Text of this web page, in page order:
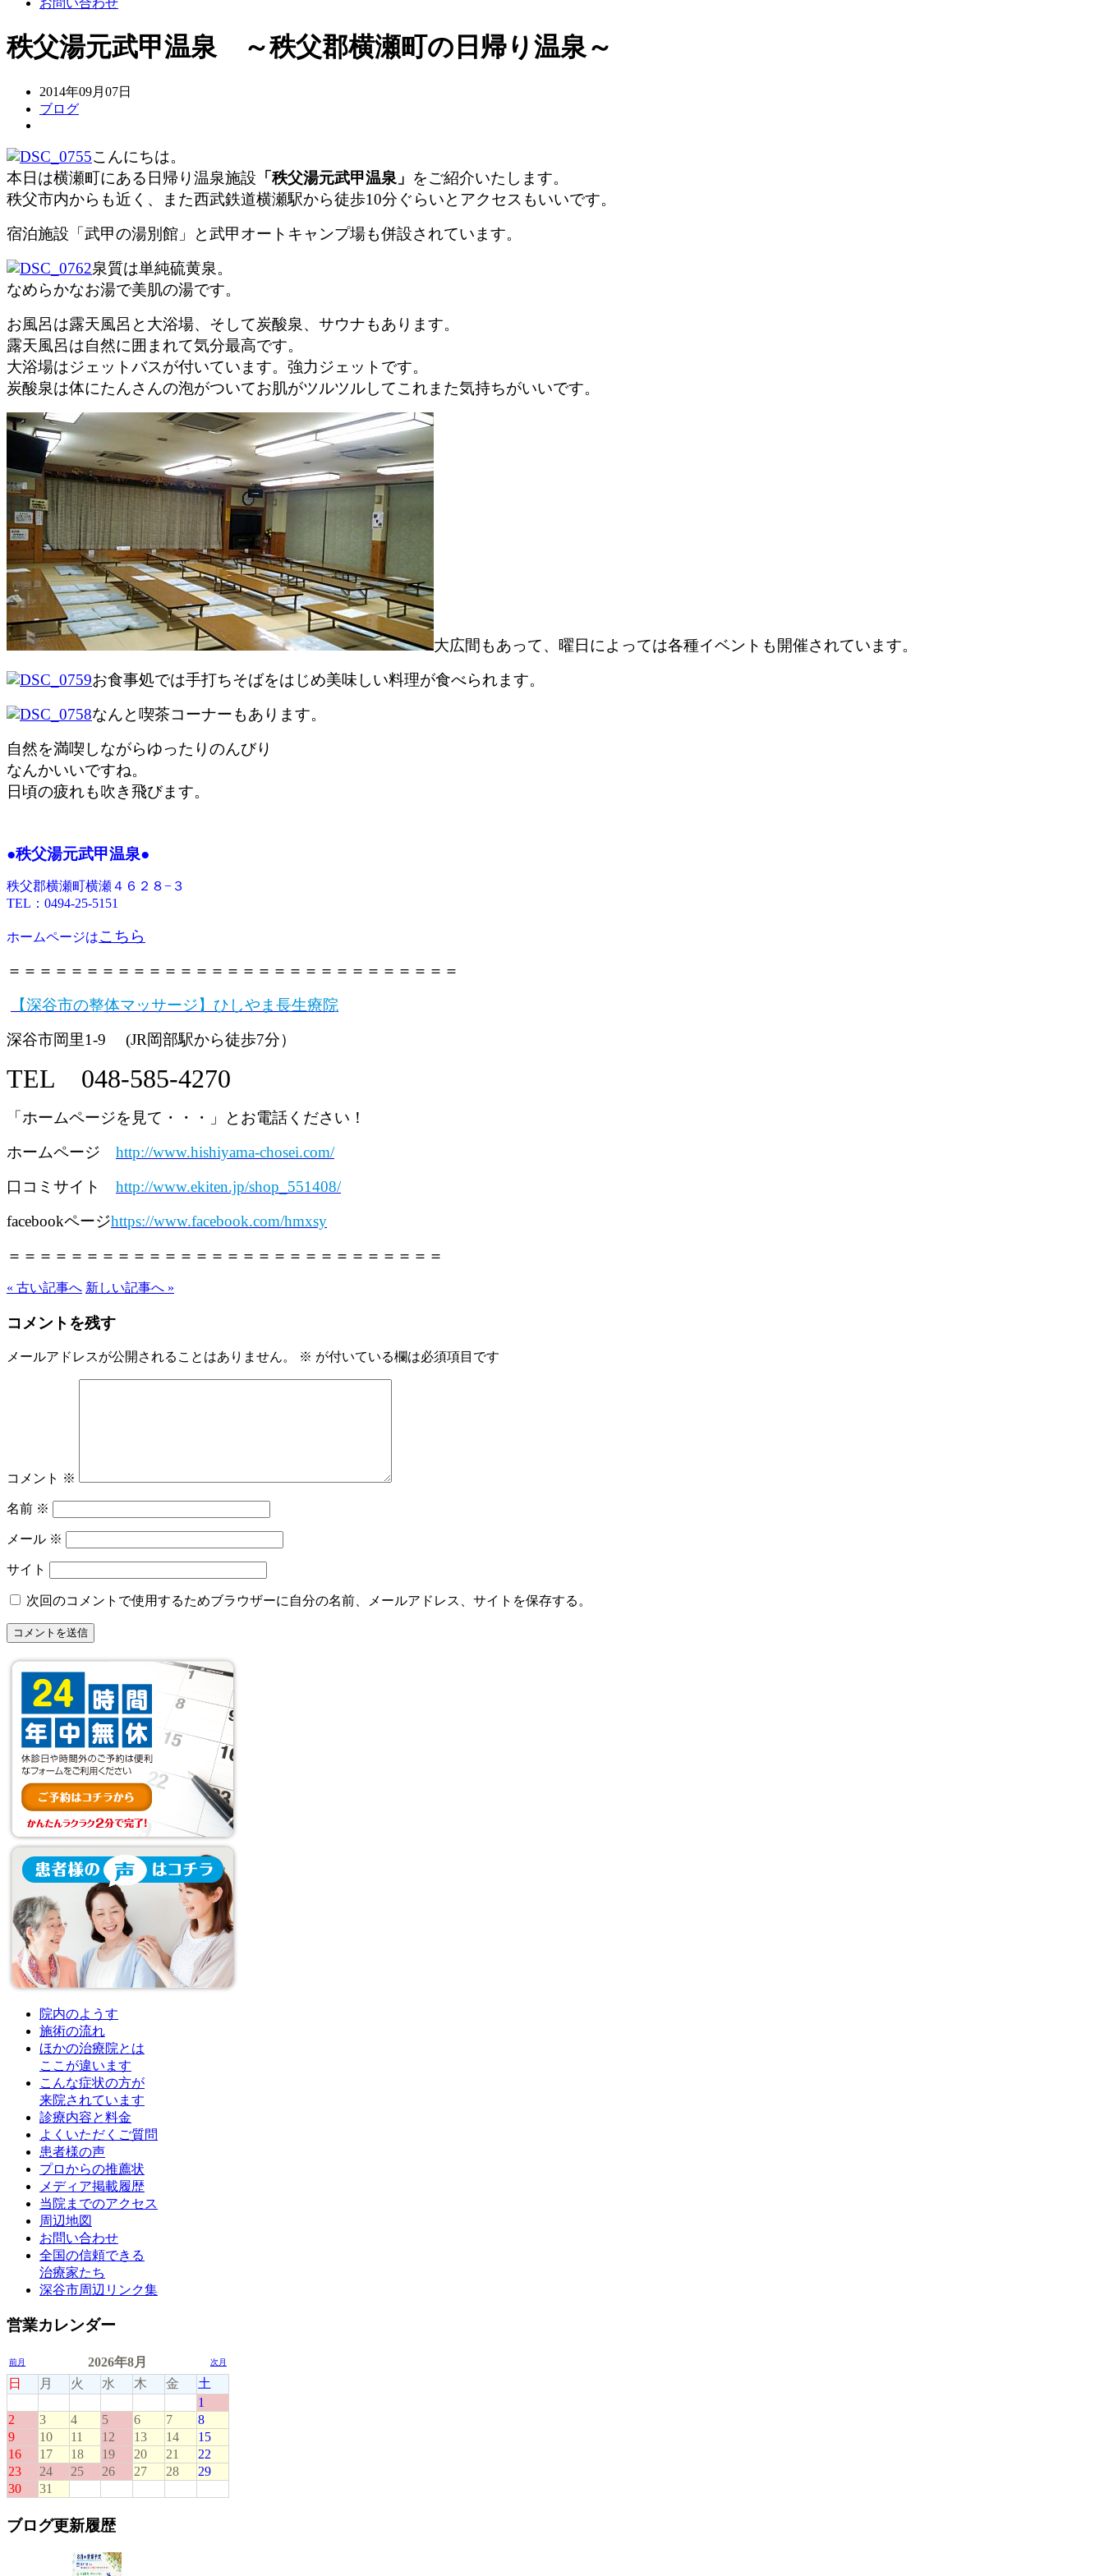
お問い合わせ
秩父湯元武甲温泉 ～秩父郡横瀬町の日帰り温泉～
2014年09月07日
ブログ
こんにちは。
本日は横瀬町にある日帰り温泉施設 「 秩父湯元武甲温泉」 をご紹介いたします。
秩父市内からも近く、また西武鉄道横瀬駅から徒歩10分ぐらいとアクセスもいいです。
宿泊施設「武甲の湯別館」と武甲オートキャンプ場も併設されています。
泉質は単純硫黄泉。
なめらかなお湯で美肌の湯です。
お風呂は露天風呂と大浴場、そして炭酸泉、サウナもあります。
露天風呂は自然に囲まれて気分最高です。
大浴場はジェットバスが付いています。強力ジェットです。
炭酸泉は体にたんさんの泡がついてお肌がツルツルしてこれまた気持ちがいいです。
大広間もあって、曜日によっては各種イベントも開催されています。
お食事処では手打ちそばをはじめ美味しい料理が食べられます。
なんと喫茶コーナーもあります。
自然を満喫しながらゆったりのんびり
なんかいいですね。
日頃の疲れも吹き飛びます。
●秩父湯元武甲温泉●
秩父郡横瀬町横瀬４６２８−３
TEL：0494-25-5151
ホームページはこちら
＝＝＝＝＝＝＝＝＝＝＝＝＝＝＝＝＝＝＝＝＝＝＝＝ ＝＝＝＝＝
【深谷市の整体マッサージ】ひしやま長生療院
深谷市岡里1-9 (JR岡部駅から徒歩7分）
TEL 048-585-4270
「ホームページを見て・・・」とお電話ください！
ホームページ http://www.hishiyama-chosei.com/
口コミサイト http://www.ekiten.jp/shop_551408/
facebookページhttps://www.facebook.com/hmxsy
＝＝＝＝＝＝＝＝＝＝＝＝＝＝＝＝＝＝＝＝＝＝＝＝＝＝＝＝
« 古い記事へ 新しい記事へ »
コメントを残す
メールアドレスが公開されることはありません。 ※ が付いている欄は必須項目です
コメント ※
名前 ※
メール ※
サイト
次回のコメントで使用するためブラウザーに自分の名前、メールアドレス、サイトを保存する。
院内のようす
施術の流れ
ほかの治療院とは
ここが違います
こんな症状の方が
来院されています
診療内容と料金
よくいただくご質問
患者様の声
プロからの推薦状
メディア掲載履歴
当院までのアクセス
周辺地図
お問い合わせ
全国の信頼できる
治療家たち
深谷市周辺リンク集
営業カレンダー
ブログ更新履歴